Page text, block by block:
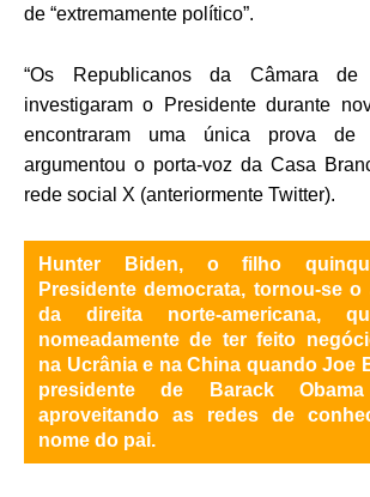
de “extremamente político”.
“Os Republicanos da Câmara de
investigaram o Presidente durante
encontraram uma única prova de
argumentou o porta-voz da Casa
rede social X (anteriormente Twitter).
Hunter Biden, o filho
Presidente democrata, tornou-se
da direita norte-americana,
nomeadamente de ter feito
na Ucrânia e na China quando Joe
presidente de Barack Obama
aproveitando as redes de
nome do pai.